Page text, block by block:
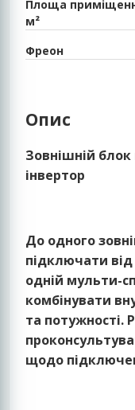
Площа
м²
Фреон
Опис
Зовнішній блок
інвертор
До одного
підключати від
одній мульти-
комбінувати
та потужності.
щодо